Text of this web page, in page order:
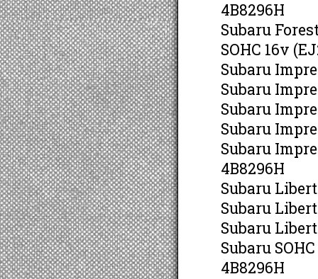
4B8296H
Subaru
SOHC 16v
Subaru
Subaru
Subaru
Subaru
Subaru
4B8296H
Subaru
Subaru
Subaru
Subaru
4B8296H